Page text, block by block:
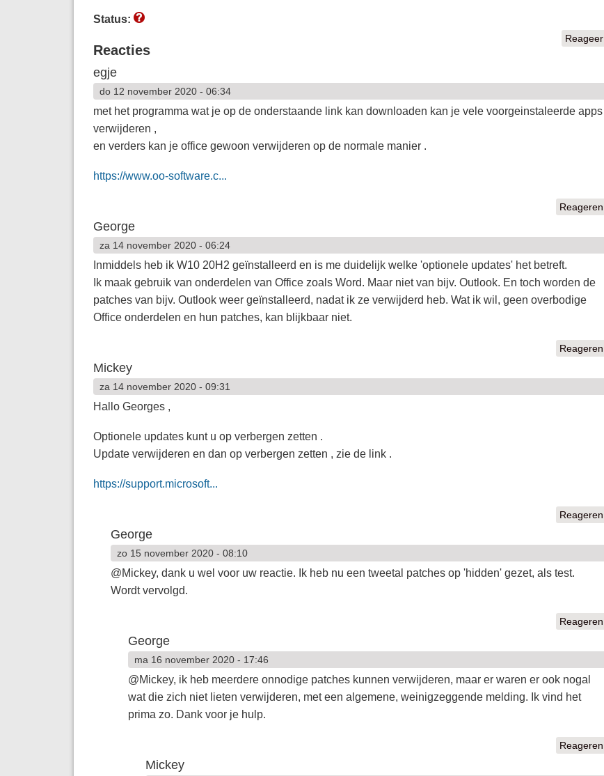
Status:
Reageer
Reacties
egje
do 12 november 2020 - 06:34
met het programma wat je op de onderstaande link kan downloaden kan je vele voorgeinstaleerde apps
verwijderen ,
en verders kan je office gewoon verwijderen op de normale manier .
https://www.oo-software.c...
Reageren
George
za 14 november 2020 - 06:24
Inmiddels heb ik W10 20H2 geïnstalleerd en is me duidelijk welke 'optionele updates' het betreft.
Ik maak gebruik van onderdelen van Office zoals Word. Maar niet van bijv. Outlook. En toch worden de
patches van bijv. Outlook weer geïnstalleerd, nadat ik ze verwijderd heb. Wat ik wil, geen overbodige
Office onderdelen en hun patches, kan blijkbaar niet.
Reageren
Mickey
za 14 november 2020 - 09:31
Hallo Georges ,
Optionele updates kunt u op verbergen zetten .
Update verwijderen en dan op verbergen zetten , zie de link .
https://support.microsoft...
Reageren
George
zo 15 november 2020 - 08:10
@Mickey, dank u wel voor uw reactie. Ik heb nu een tweetal patches op 'hidden' gezet, als test.
Wordt vervolgd.
Reageren
George
ma 16 november 2020 - 17:46
@Mickey, ik heb meerdere onnodige patches kunnen verwijderen, maar er waren er ook nogal
wat die zich niet lieten verwijderen, met een algemene, weinigzeggende melding. Ik vind het
prima zo. Dank voor je hulp.
Reageren
Mickey